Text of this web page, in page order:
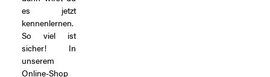
es jetzt
kennenlernen.
So viel ist
sicher! In
unserem
Online-Shop